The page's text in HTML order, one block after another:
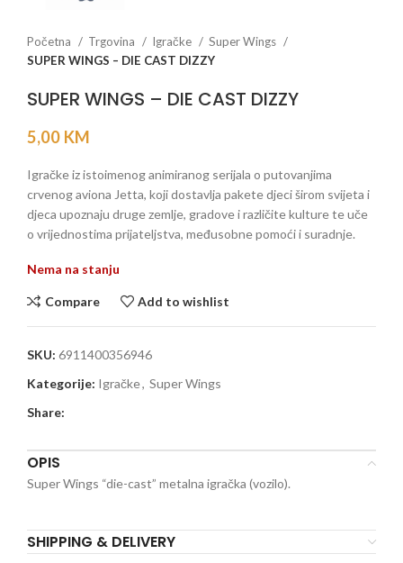
Početna Trgovina Igračke
Super Wings
SUPER WINGS – DIE CAST DIZZY
SUPER WINGS – DIE CAST DIZZY
5,00 KM
Igračke iz istoimenog animiranog serijala o putovanjima
crvenog aviona Jetta, koji dostavlja pakete djeci širom svijeta i
djeca upoznaju druge zemlje, gradove i različite kulture te uče
o vrijednostima prijateljstva, međusobne pomoći i suradnje.
Nema na stanju
Compare Add to wishlist
SKU: 6911400356946
Kategorije: Igračke, Super Wings
Share:
OPIS
Super Wings “die-cast” metalna igračka (vozilo).
SHIPPING & DELIVERY